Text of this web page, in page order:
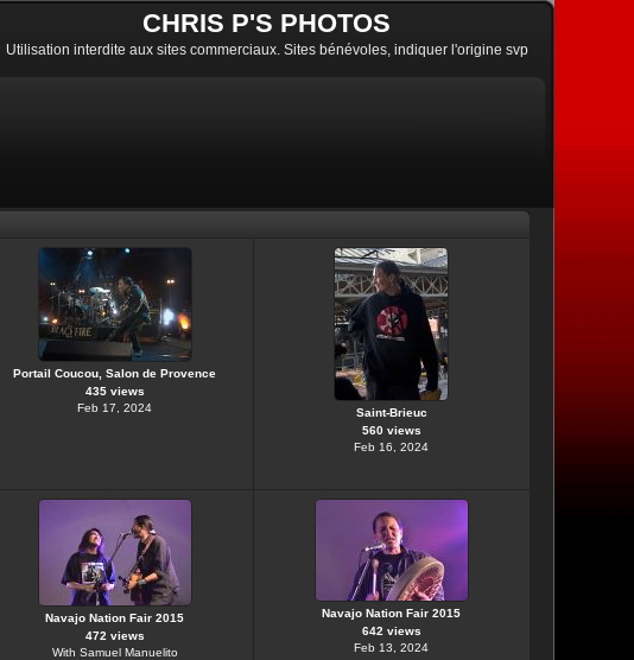
CHRIS P'S PHOTOS
Utilisation interdite aux sites commerciaux. Sites bénévoles, indiquer l'origine svp
Portail Coucou, Salon de Provence
435 views
Feb 17, 2024
Saint-Brieuc
560 views
Feb 16, 2024
Navajo Nation Fair 2015
472 views
With Samuel Manuelito
Navajo Nation Fair 2015
642 views
Feb 13, 2024